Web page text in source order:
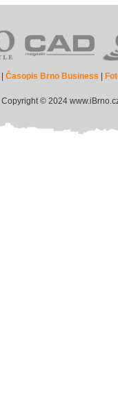
|Časopis Brno Business
Copyright © 2024